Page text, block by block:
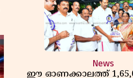
News
ഈ ഓണക്കാലത്ത്